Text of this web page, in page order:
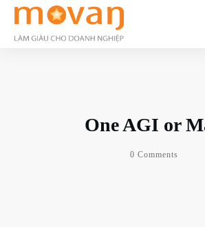
One AGI or
0 Comments